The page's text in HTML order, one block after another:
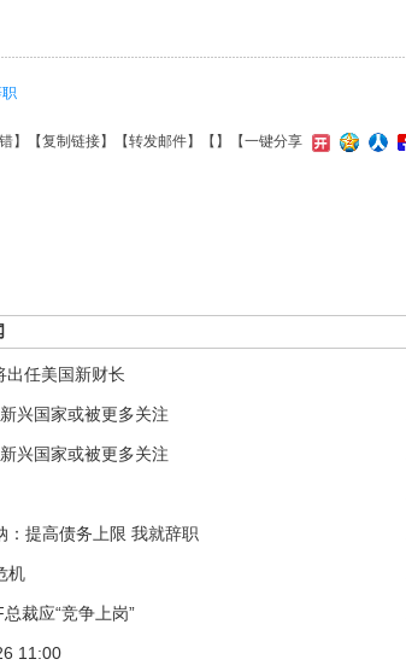
】【复制链接】【转发邮件】【 】 【一键分享
出任美国新财长
兴国家或被更多关注
兴国家或被更多关注
：提高债务上限 我就辞职
机
裁应“竞争上岗”
11:00